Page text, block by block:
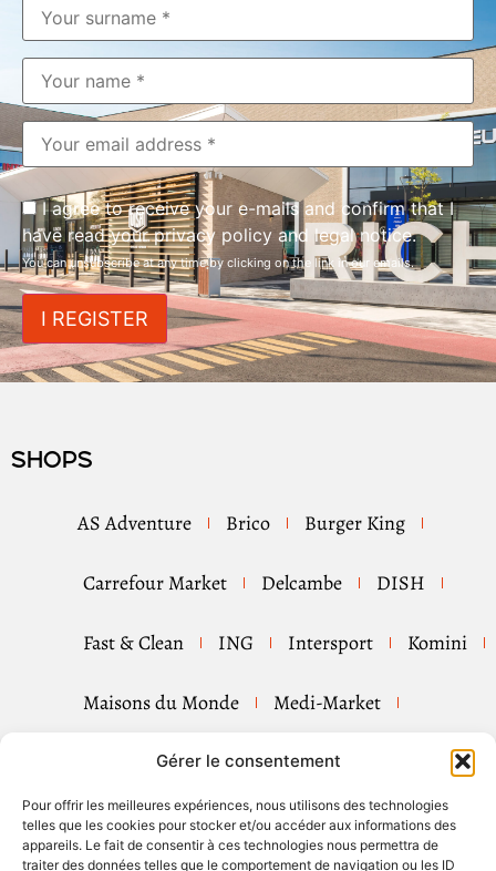
Gérer le consentement
Pour offrir les meilleures expériences, nous utilisons des technologies
telles que les cookies pour stocker et/ou accéder aux informations des
appareils. Le fait de consentir à ces technologies nous permettra de
traiter des données telles que le comportement de navigation ou les ID
I agree to receive your e-mails and confirm that I
have read your privacy policy and legal notice.
You can unsubscribe at any time by clicking on the link in our emails.
Shops
AS Adventure Brico Burger King
Carrefour Market Delcambe DISH
Fast & Clean ING Intersport Komini
Maisons du Monde Medi-Market
Mister Minit Pizza Hut Shell
Tip Top Couture Tui